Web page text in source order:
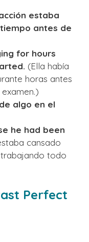
estaba
antes de
for hours
(Ella había
horas antes
algo en el
he had been
cansado
todo
Perfect